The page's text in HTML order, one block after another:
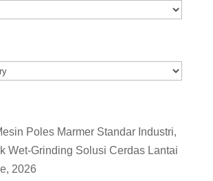
Poles Marmer Standar Industri,
Wet-Grinding Solusi Cerdas Lantai
2026